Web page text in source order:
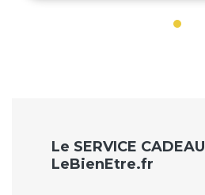
Le SERVICE CADEAU
LeBienEtre.fr